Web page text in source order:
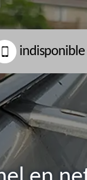
indisponible